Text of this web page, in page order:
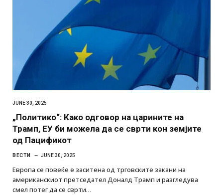
JUNE 30, 2025
„Политико“: Како одговор на царините на
Трамп, ЕУ би можела да се сврти кон земјите
од Пацификот
ВЕСТИ JUNE 30, 2025
Европа се повеќе е заситена од трговските закани на
американскиот претседател Доналд Трамп и разгледува
смел потег да се сврти…